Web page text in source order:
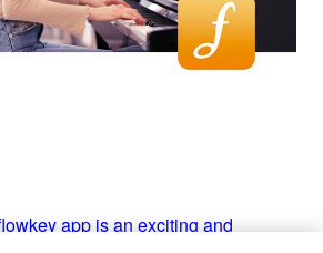
app is an exciting and